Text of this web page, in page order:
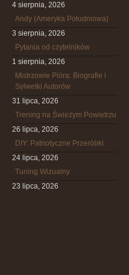
4 sierpnia, 2026
Andy (Ameryka Południowa)
3 sierpnia, 2026
Pytania od czytelników
1 sierpnia, 2026
Mistrzowie Pióra: Biografie i
Sylwetki Autorów
31 lipca, 2026
Trening na Świeżym Powietrzu
26 lipca, 2026
DIY: Patriotyczne Przeróbki
24 lipca, 2026
Tuning Wizualny
23 lipca, 2026